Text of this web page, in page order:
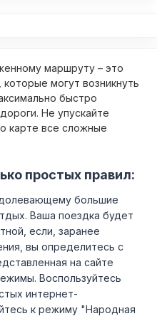
маршруту – это
могут возникнуть
быстро
Не упускайте
карте все сложные
простых правил:
большие
Ваша поездка будет
если, заранее
вы определитесь с
на сайте
Воспользуйтесь
интернет-
к режиму "Народная